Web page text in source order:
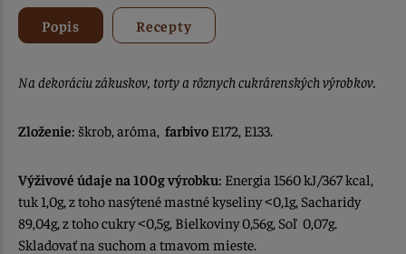
Popis Recepty
Na dekoráciu zákuskov, torty a rôznych cukrárenských výrobkov.
Zloženie: škrob, aróma, farbivo E172, E133.
Výživové údaje na 100g výrobku: Energia 1560 kJ/367 kcal,
tuk 1,0g, z toho nasýtené mastné kyseliny<0,1g, Sacharidy
89,04g, z toho cukry<0,5g, Bielkoviny 0,56g, Soľ 0,07g.
Skladovať na suchom a tmavom mieste.